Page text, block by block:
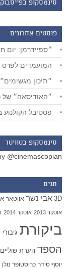
סינמסקופ בפייסבוק
פוסטים אחרונים
״ספיידרמן: יום
המועמדים לפרס אופיר 2026:
״תיכון
״האודיסאה״ של
פסטיבל הקולנוע בירושלים 2026:
סינמסקופ בטוויטר
@cinemascopian
תגים
3D אבי נשר אווטאר
אוסקר 2013 אוסקר 2014
ביקורת
הספד הערת שוליים
יוסף סידר כריסטופר נולן